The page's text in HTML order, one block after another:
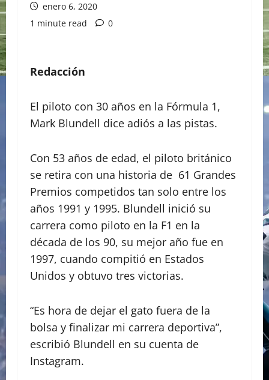
enero 6, 2020
1 minute read
0
Redacción
El piloto con 30 años en la Fórmula 1,
Mark Blundell dice adiós a las pistas.
Con 53 años de edad, el piloto británico
se retira con una historia de 61 Grandes
Premios competidos tan solo entre los
años 1991 y 1995. Blundell inició su
carrera como piloto en la F1 en la
década de los 90, su mejor año fue en
1997, cuando compitió en Estados
Unidos y obtuvo tres victorias.
“Es hora de dejar el gato fuera de la
bolsa y finalizar mi carrera deportiva”,
escribió Blundell en su cuenta de
Instagram.